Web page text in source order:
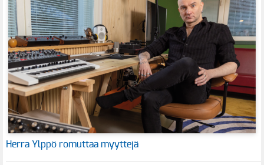
Herra Ylppö romuttaa myyttejä